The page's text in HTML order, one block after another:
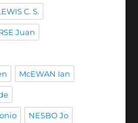
C. S.
Juan
McEWAN Ian
NESBO Jo